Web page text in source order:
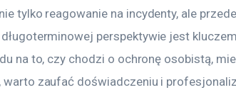
tylko reagowanie na incydenty, ale
perspektywie jest
na to, czy chodzi o ochronę osobistą,
warto zaufać doświadczeniu i